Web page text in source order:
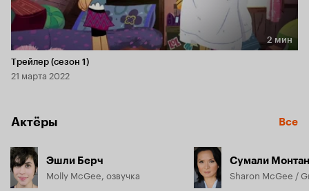
Длительность 2 мин
2 мин
Трейлер (сезон 1)
21 марта 2022
Актёры Все
Эшли Берч
Molly McGee, озвучка
Сумали